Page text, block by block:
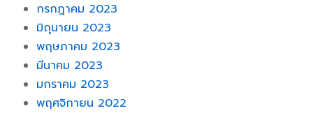
กรกฎาคม 2023
มิถุนายน 2023
พฤษภาคม 2023
มีนาคม 2023
มกราคม 2023
พฤศจิกายน 2022